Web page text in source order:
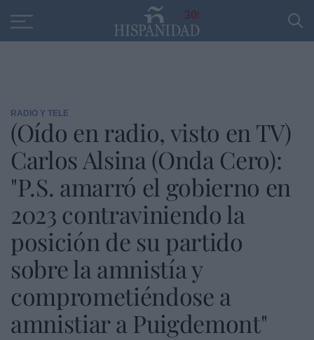
30
RADIO Y TELE
(Oído en radio, visto en TV)
Carlos Alsina (Onda Cero):
"P.S. amarró el gobierno en
2023 contraviniendo la
posición de su partido
sobre la amnistía y
comprometiéndose a
amnistiar a Puigdemont"